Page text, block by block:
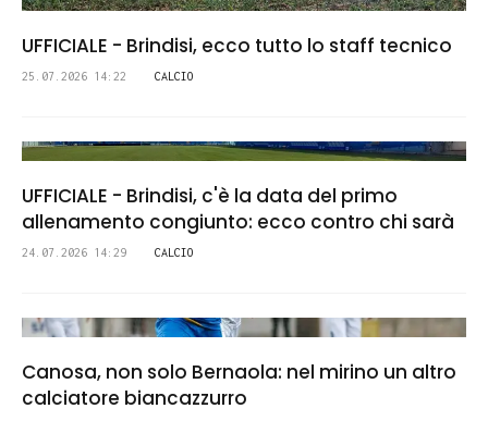
UFFICIALE - Brindisi, ecco tutto lo staff tecnico
25.07.2026 14:22 CALCIO
UFFICIALE - Brindisi, c'è la data del primo
allenamento congiunto: ecco contro chi sarà
24.07.2026 14:29 CALCIO
Canosa, non solo Bernaola: nel mirino un altro
calciatore biancazzurro